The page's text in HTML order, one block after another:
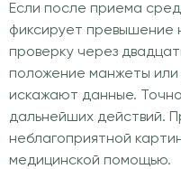
Если после приема
фиксирует превышение
проверку через
положение манжеты или
искажают данные.
дальнейших действий.
неблагоприятной
медицинской помощью.